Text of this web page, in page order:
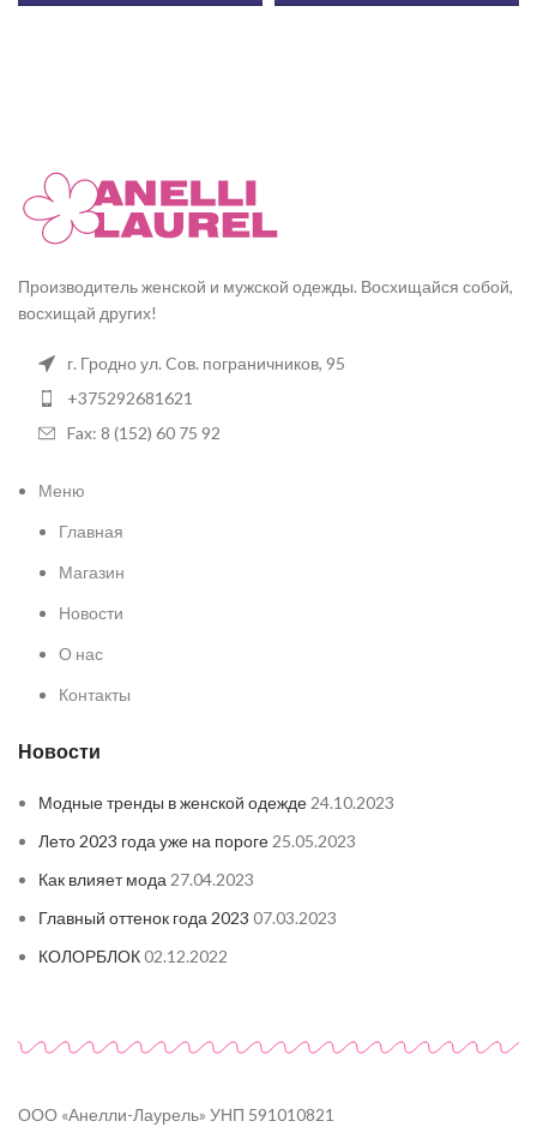
Производитель женской и мужской одежды. Восхищайся собой,
восхищай других!
г. Гродно ул. Cов. пограничников, 95
+375292681621
Fax: 8 (152) 60 75 92
Меню
Главная
Магазин
Новости
О нас
Контакты
Новости
Модные тренды в женской одежде 24.10.2023
Лето 2023 года уже на пороге 25.05.2023
Как влияет мода 27.04.2023
Главный оттенок года 2023 07.03.2023
КОЛОРБЛОК02.12.2022
ООО «Анелли-Лаурель» УНП 591010821